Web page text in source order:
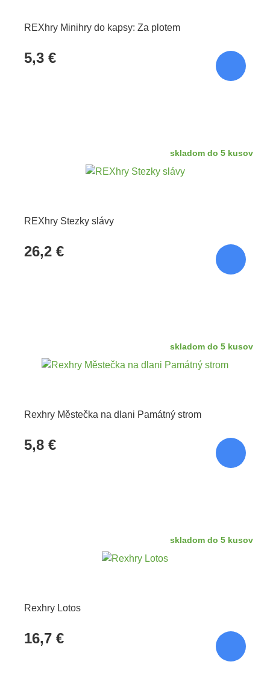
REXhry Minihry do kapsy: Za plotem
5,3 €
skladom do 5 kusov
REXhry Stezky slávy
26,2 €
skladom do 5 kusov
Rexhry Městečka na dlani Památný strom
5,8 €
skladom do 5 kusov
Rexhry Lotos
16,7 €